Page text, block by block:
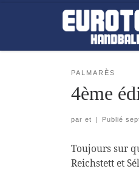
Skip to content
PALMARÈS
4ème
par et | Publié
Toujours sur
Reichstett et